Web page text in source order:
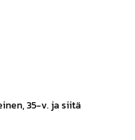
35-v. ja siitä